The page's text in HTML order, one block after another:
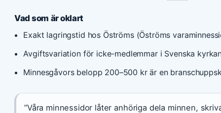
Vad som är oklart
Exakt lagringstid hos Öströms (Öströms
Avgiftsvariation för icke-medlemmar i Svenska
Minnesgåvors belopp 200–500 kr är en
”Våra minnessidor låter anhöriga dela minnen,